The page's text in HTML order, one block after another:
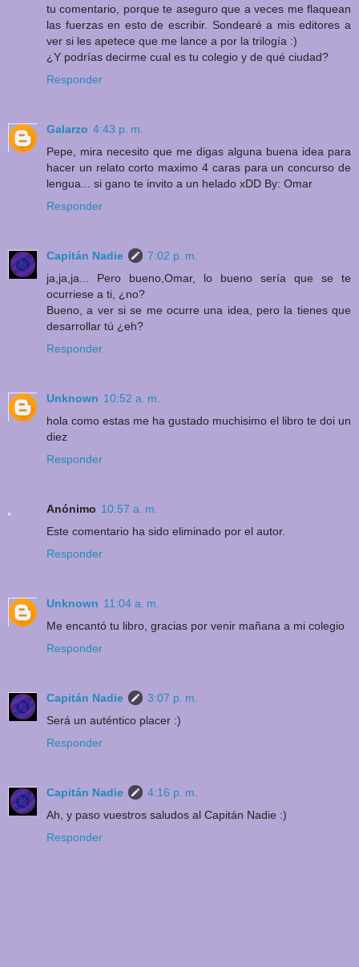
tu comentario, porque te aseguro que a veces me flaquean
las fuerzas en esto de escribir. Sondearé a mis editores a
ver si les apetece que me lance a por la trilogía :)
¿Y podrías decirme cual es tu colegio y de qué ciudad?
Responder
Galarzo 4:43 p. m.
Pepe, mira necesito que me digas alguna buena idea para
hacer un relato corto maximo 4 caras para un concurso de
lengua... si gano te invito a un helado xDD By: Omar
Responder
Capitán Nadie
7:02 p. m.
ja,ja,ja... Pero bueno,Omar, lo bueno sería que se te
ocurriese a ti, ¿no?
Bueno, a ver si se me ocurre una idea, pero la tienes que
desarrollar tú ¿eh?
Responder
Unknown 10:52 a. m.
hola como estas me ha gustado muchisimo el libro te doi un
diez
Responder
Anónimo 10:57 a. m.
Este comentario ha sido eliminado por el autor.
Responder
Unknown 11:04 a. m.
Me encantó tu libro, gracias por venir mañana a mi colegio
Responder
Capitán Nadie
3:07 p. m.
Será un auténtico placer :)
Responder
Capitán Nadie
4:16 p. m.
Ah, y paso vuestros saludos al Capitán Nadie :)
Responder